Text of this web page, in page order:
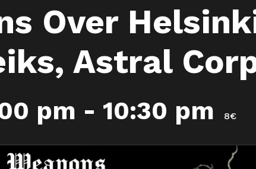
Over
Astral
pm - 10:30 pm 8€